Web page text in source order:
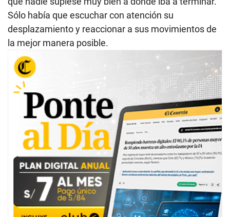
Sólo había que escuchar con atención su
desplazamiento y reaccionar a sus movimientos de
la mejor manera posible.